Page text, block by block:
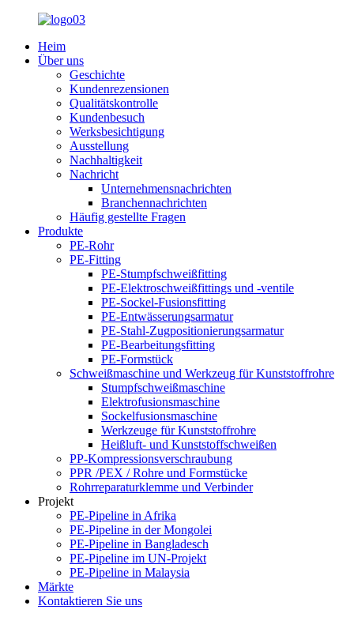
Heim
Über uns
Geschichte
Kundenrezensionen
Qualitätskontrolle
Kundenbesuch
Werksbesichtigung
Ausstellung
Nachhaltigkeit
Nachricht
Unternehmensnachrichten
Branchennachrichten
Häufig gestellte Fragen
Produkte
PE-Rohr
PE-Fitting
PE-Stumpfschweißfitting
PE-Elektroschweißfittings und -ventile
PE-Sockel-Fusionsfitting
PE-Entwässerungsarmatur
PE-Stahl-Zugpositionierungsarmatur
PE-Bearbeitungsfitting
PE-Formstück
Schweißmaschine und Werkzeug für Kunststoffrohre
Stumpfschweißmaschine
Elektrofusionsmaschine
Sockelfusionsmaschine
Werkzeuge für Kunststoffrohre
Heißluft- und Kunststoffschweißen
PP-Kompressionsverschraubung
PPR /PEX / Rohre und Formstücke
Rohrreparaturklemme und Verbinder
Projekt
PE-Pipeline in Afrika
PE-Pipeline in der Mongolei
PE-Pipeline in Bangladesch
PE-Pipeline im UN-Projekt
PE-Pipeline in Malaysia
Märkte
Kontaktieren Sie uns